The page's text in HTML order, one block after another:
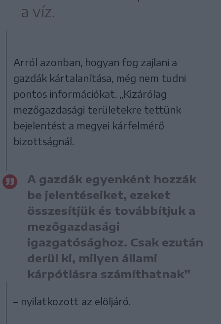
a víz.
Arról azonban, hogyan fog zajlani a
gazdák kártalanítása, még nem tudni
pontos információkat. „Kizárólag
mezőgazdasági területekre tettünk
bejelentést a megyei kárfelmérő
bizottságnál.
A gazdák egyenként hozzák
be jelentéseiket, ezeket
összesítjük és továbbítjuk a
mezőgazdasági
igazgatósághoz. Csak ezután
derül ki, milyen állami
kárpótlásra számíthatnak”
– nyilatkozott az elöljáró.